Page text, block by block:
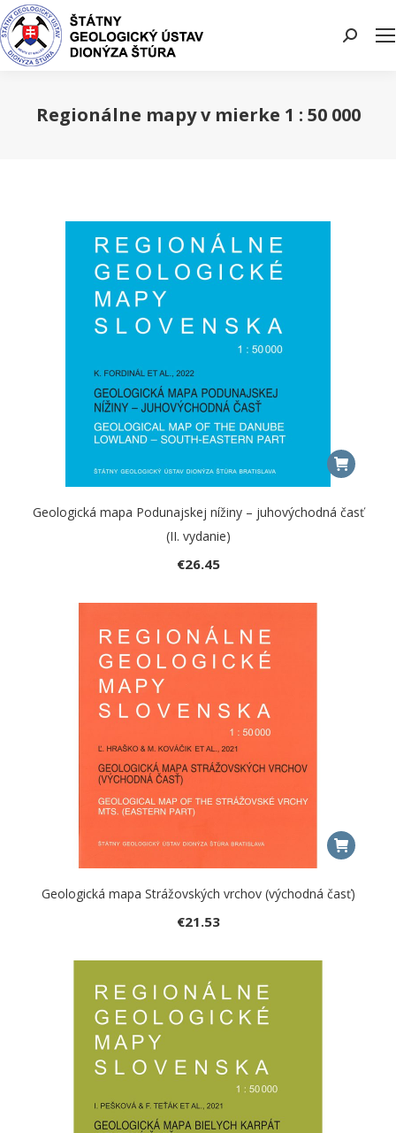
Search:
Regionálne mapy v mierke 1 : 50 000
Geologická mapa Podunajskej nížiny – juhovýchodná časť
(II. vydanie)
€26.45
Geologická mapa Strážovských vrchov (východná časť)
€21.53